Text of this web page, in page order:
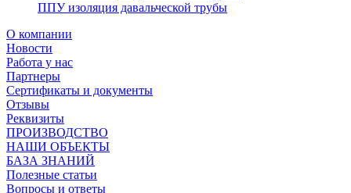
ППУ изоляция давальческой трубы
О компании
Новости
Работа у нас
Партнеры
Сертификаты и документы
Отзывы
Реквизиты
ПРОИЗВОДСТВО
НАШИ ОБЪЕКТЫ
БАЗА ЗНАНИЙ
Полезные статьи
Вопросы и ответы